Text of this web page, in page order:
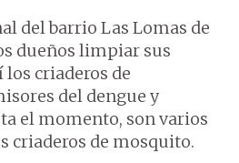
del barrio Las Lomas de
dueños limpiar sus
criaderos de
del dengue y
el momento, son varios
criaderos de mosquito.